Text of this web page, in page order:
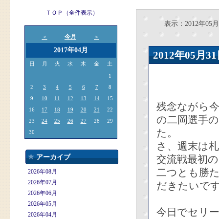
ＴＯＰ（全件表示）
＜ 今月 ＞
2017年04月
日 月 火 水 木 金 土
1
2
3 4 5 6 7
8
9
10 11 12 13 14
15
16
17 18 19 20 21
22
23
24 25 26 27 28
29
30
アーカイブ
2026年08月
2026年07月
2026年06月
2026年05月
2026年04月
表示：2012年05月
2012年05
残念ながら
の二岡選手
た。
さ、週末は
交流戦最初
二つとも勝
だきたいで
今日でセリ